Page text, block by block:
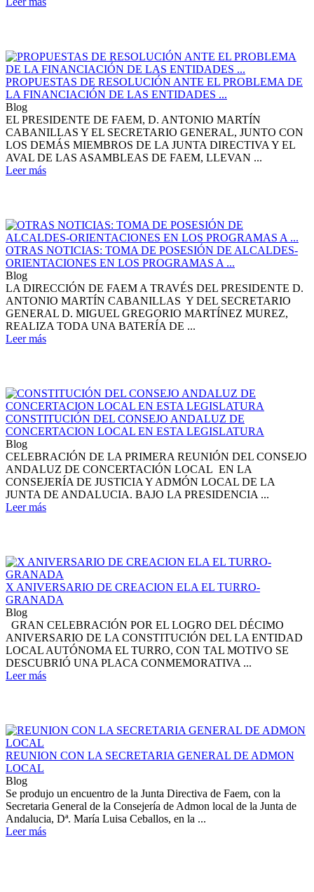
PROPUESTAS DE RESOLUCIÓN ANTE EL PROBLEMA DE
LA FINANCIACIÓN DE LAS ENTIDADES ...
Blog
EL PRESIDENTE DE FAEM, D. ANTONIO MARTÍN
CABANILLAS Y EL SECRETARIO GENERAL, JUNTO CON
LOS DEMÁS MIEMBROS DE LA JUNTA DIRECTIVA Y EL
AVAL DE LAS ASAMBLEAS DE FAEM, LLEVAN ...
Leer más
OTRAS NOTICIAS: TOMA DE POSESIÓN DE ALCALDES-
ORIENTACIONES EN LOS PROGRAMAS A ...
Blog
LA DIRECCIÓN DE FAEM A TRAVÉS DEL PRESIDENTE D.
ANTONIO MARTÍN CABANILLAS Y DEL SECRETARIO
GENERAL D. MIGUEL GREGORIO MARTÍNEZ MUREZ,
REALIZA TODA UNA BATERÍA DE ...
Leer más
CONSTITUCIÓN DEL CONSEJO ANDALUZ DE
CONCERTACION LOCAL EN ESTA LEGISLATURA
Blog
CELEBRACIÓN DE LA PRIMERA REUNIÓN DEL CONSEJO
ANDALUZ DE CONCERTACIÓN LOCAL EN LA
CONSEJERÍA DE JUSTICIA Y ADMÓN LOCAL DE LA
JUNTA DE ANDALUCIA. BAJO LA PRESIDENCIA ...
Leer más
X ANIVERSARIO DE CREACION ELA EL TURRO-
GRANADA
Blog
GRAN CELEBRACIÓN POR EL LOGRO DEL DÉCIMO
ANIVERSARIO DE LA CONSTITUCIÓN DEL LA ENTIDAD
LOCAL AUTÓNOMA EL TURRO, CON TAL MOTIVO SE
DESCUBRIÓ UNA PLACA CONMEMORATIVA ...
Leer más
REUNION CON LA SECRETARIA GENERAL DE ADMON
LOCAL
Blog
Se produjo un encuentro de la Junta Directiva de Faem, con la
Secretaria General de la Consejería de Admon local de la Junta de
Andalucia, Dª. María Luisa Ceballos, en la ...
Leer más